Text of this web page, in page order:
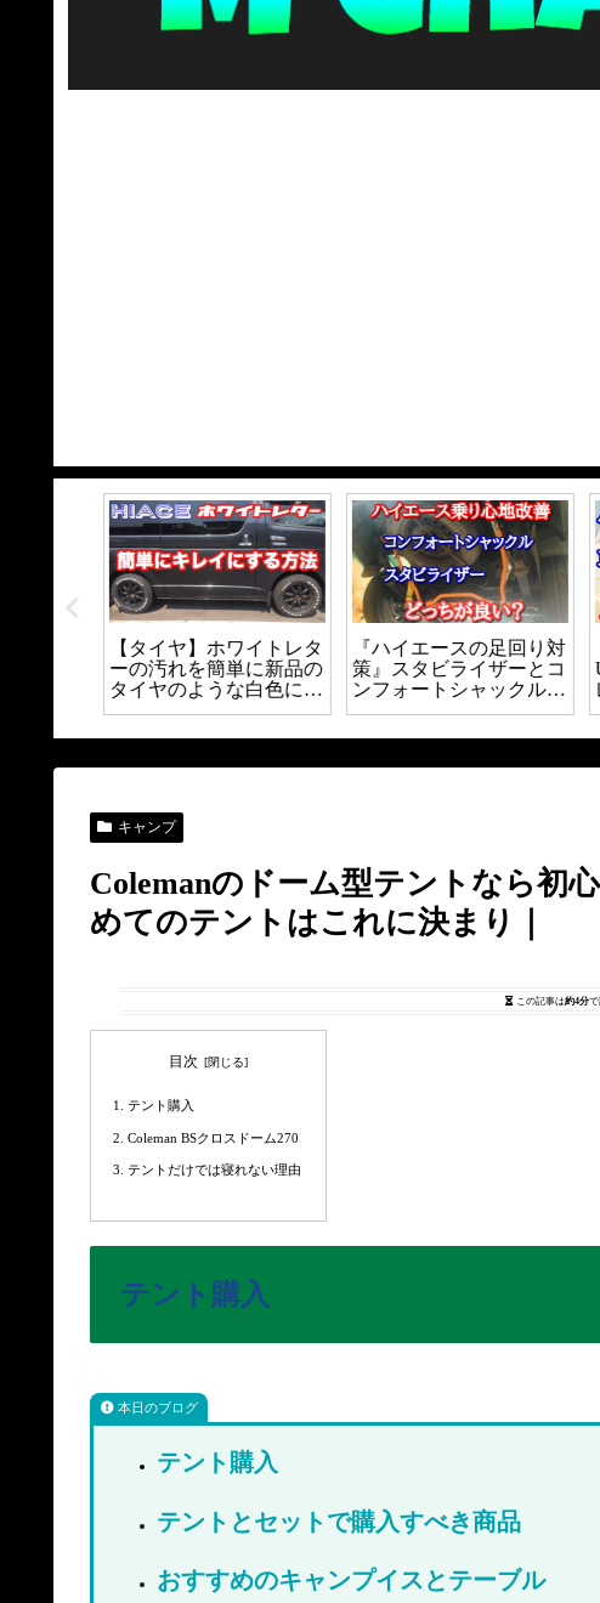
【タイヤ】ホワイトレタ
ーの汚れを簡単に新品の
タイヤのような白色にす
る方法｜
『ハイエースの足回り対
策』スタビライザーとコ
ンフォートシャックルっ
てどっちが良いの？？
キャンプ
Colemanのドーム型テントなら初
めてのテントはこれに決まり｜
この記事は約4分で
目次
テント購入
Coleman BSクロスドーム270
テントだけでは寝れない理由
テント購入
本日のブログ
テント購入
テントとセットで購入すべき商品
おすすめのキャンプイスとテーブル